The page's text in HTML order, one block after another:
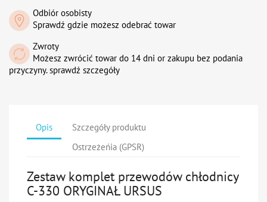
Odbiór osobisty
Sprawdź gdzie możesz odebrać towar
Zwroty
Możesz zwrócić towar do 14 dni or zakupu bez podania
przyczyny. sprawdź szczegóły
Opis
Szczegóły produktu
Ostrzeżeńia (GPSR)
Zestaw komplet przewodów chłodnicy
C-330 ORYGINAŁ URSUS